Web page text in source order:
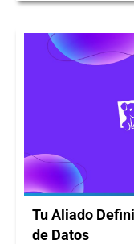
Tu Aliado
de Datos